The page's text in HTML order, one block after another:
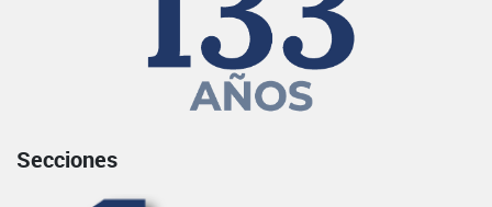
Secciones